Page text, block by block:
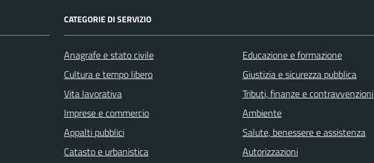
CATEGORIE DI SERVIZIO
Anagrafe e stato civile
Cultura e tempo libero
Vita lavorativa
Imprese e commercio
Appalti pubblici
Catasto e urbanistica
Educazione e formazione
Giustizia e sicurezza pubblica
Tributi, finanze e contravvenzioni
Ambiente
Salute, benessere e assistenza
Autorizzazioni